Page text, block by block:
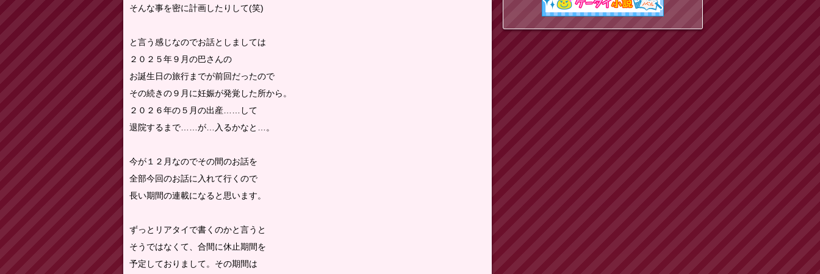
そんな事を密に計画したりして(笑)
と言う感じなのでお話としましては
２０２５年９月の巴さんの
お誕生日の旅行までが前回だったので
その続きの９月に妊娠が発覚した所から。
２０２６年の５月の出産……して
退院するまで……が…入るかなと…。
今が１２月なのでその間のお話を
全部今回のお話に入れて行くので
長い期間の連載になると思います。
ずっとリアタイで書くのかと言うと
そうではなくて、合間に休止期間を
予定しておりまして。その期間は